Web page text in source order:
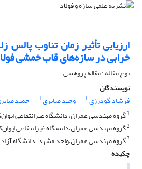
ارزیابی تأثیر زمان تناوب پالس
خرابی در سازه‌های قاب خمشی
نوع مقاله : مقاله پژوهشی
نویسندگان
فرشاد گودرزی1 وحید صابری1 حمید
1گروه مهندسی عمران، دانشگاه غیرانتفاعی
2گروه مهندسی عمران،دانشگاه غیرانتفاعی
3گروه مهندسی عمران،واحد مشهد، دانشگاه
چکیده